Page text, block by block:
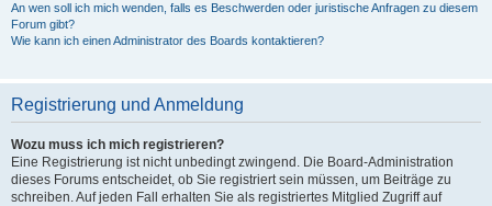
An wen soll ich mich wenden, falls es Beschwerden oder juristische Anfragen zu diesem
Forum gibt?
Wie kann ich einen Administrator des Boards kontaktieren?
Registrierung und Anmeldung
Wozu muss ich mich registrieren?
Eine Registrierung ist nicht unbedingt zwingend. Die Board-Administration
dieses Forums entscheidet, ob Sie registriert sein müssen, um Beiträge zu
schreiben. Auf jeden Fall erhalten Sie als registriertes Mitglied Zugriff auf